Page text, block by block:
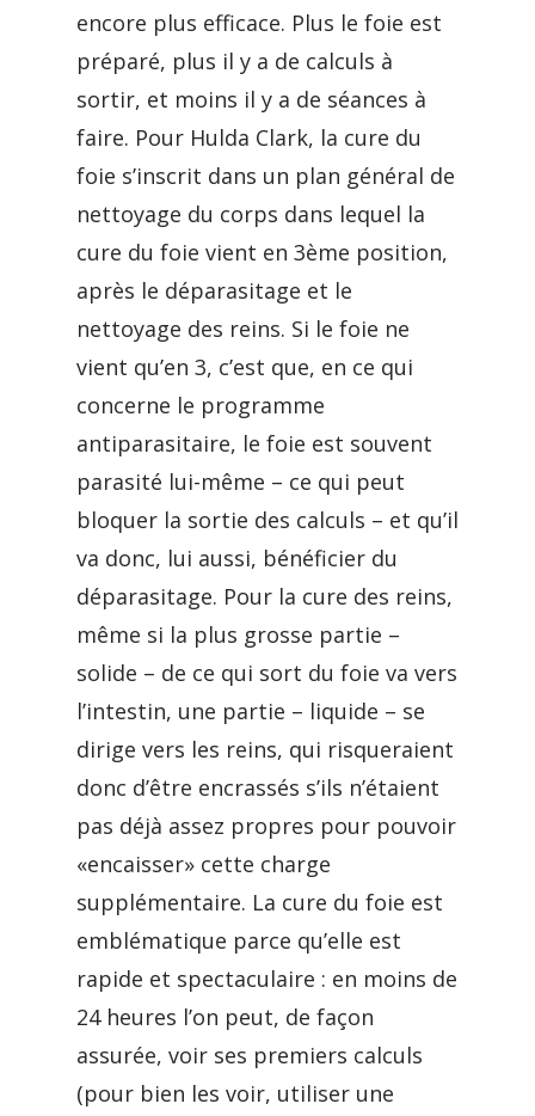
encore plus efficace. Plus le foie est
préparé, plus il y a de calculs à
sortir, et moins il y a de séances à
faire. Pour Hulda Clark, la cure du
foie s’inscrit dans un plan général de
nettoyage du corps dans lequel la
cure du foie vient en 3ème position,
après le déparasitage et le
nettoyage des reins. Si le foie ne
vient qu’en 3, c’est que, en ce qui
concerne le programme
antiparasitaire, le foie est souvent
parasité lui-même – ce qui peut
bloquer la sortie des calculs – et qu’il
va donc, lui aussi, bénéficier du
déparasitage. Pour la cure des reins,
même si la plus grosse partie –
solide – de ce qui sort du foie va vers
l’intestin, une partie – liquide – se
dirige vers les reins, qui risqueraient
donc d’être encrassés s’ils n’étaient
pas déjà assez propres pour pouvoir
«encaisser» cette charge
supplémentaire. La cure du foie est
emblématique parce qu’elle est
rapide et spectaculaire : en moins de
24 heures l’on peut, de façon
assurée, voir ses premiers calculs
(pour bien les voir, utiliser une